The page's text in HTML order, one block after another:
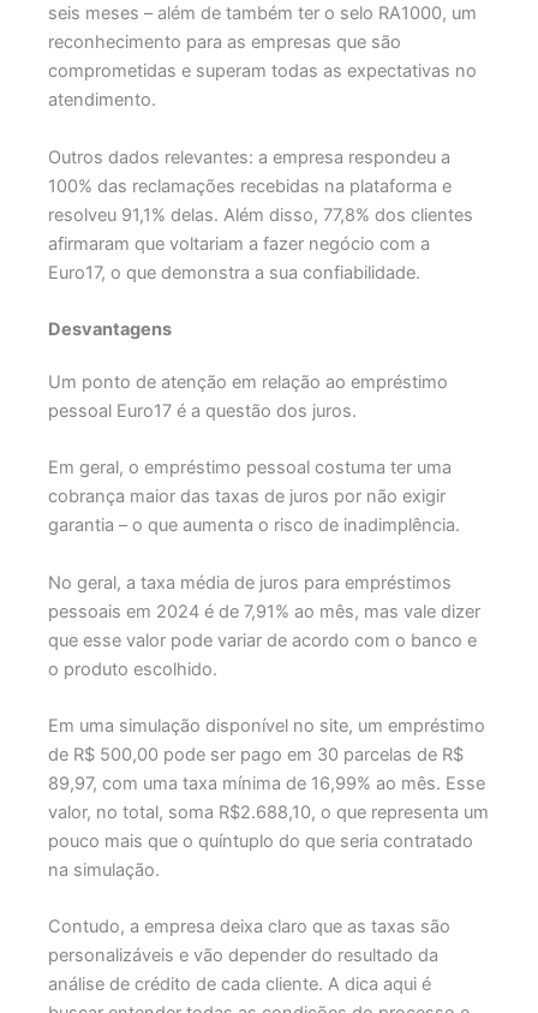
seis meses – além de também ter o selo RA1000, um
reconhecimento para as empresas que são
comprometidas e superam todas as expectativas no
atendimento.
Outros dados relevantes: a empresa respondeu a
100% das reclamações recebidas na plataforma e
resolveu 91,1% delas. Além disso, 77,8% dos clientes
afirmaram que voltariam a fazer negócio com a
Euro17, o que demonstra a sua confiabilidade.
Desvantagens
Um ponto de atenção em relação ao empréstimo
pessoal Euro17 é a questão dos juros.
Em geral, o empréstimo pessoal costuma ter uma
cobrança maior das taxas de juros por não exigir
garantia – o que aumenta o risco de inadimplência.
No geral, a taxa média de juros para empréstimos
pessoais em 2024 é de 7,91% ao mês, mas vale dizer
que esse valor pode variar de acordo com o banco e
o produto escolhido.
Em uma simulação disponível no site, um empréstimo
de R$ 500,00 pode ser pago em 30 parcelas de R$
89,97, com uma taxa mínima de 16,99% ao mês. Esse
valor, no total, soma R$2.688,10, o que representa um
pouco mais que o quíntuplo do que seria contratado
na simulação.
Contudo, a empresa deixa claro que as taxas são
personalizáveis e vão depender do resultado da
análise de crédito de cada cliente. A dica aqui é